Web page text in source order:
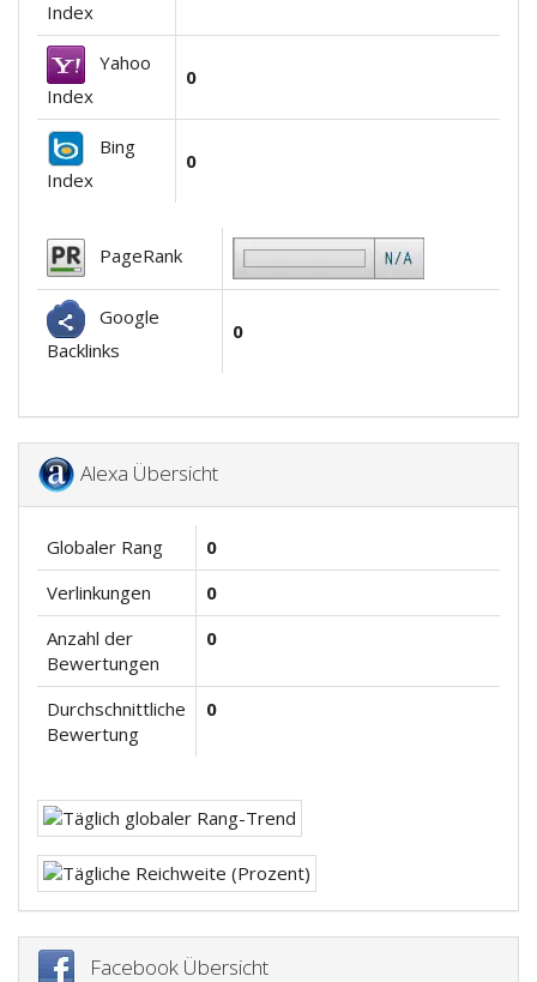
Index
Yahoo
Index
0
Bing
Index
0
PageRank
Google
Backlinks
0
Alexa Übersicht
Globaler Rang
0
Verlinkungen
0
Anzahl der
Bewertungen
0
Durchschnittliche
Bewertung
0
Facebook Übersicht